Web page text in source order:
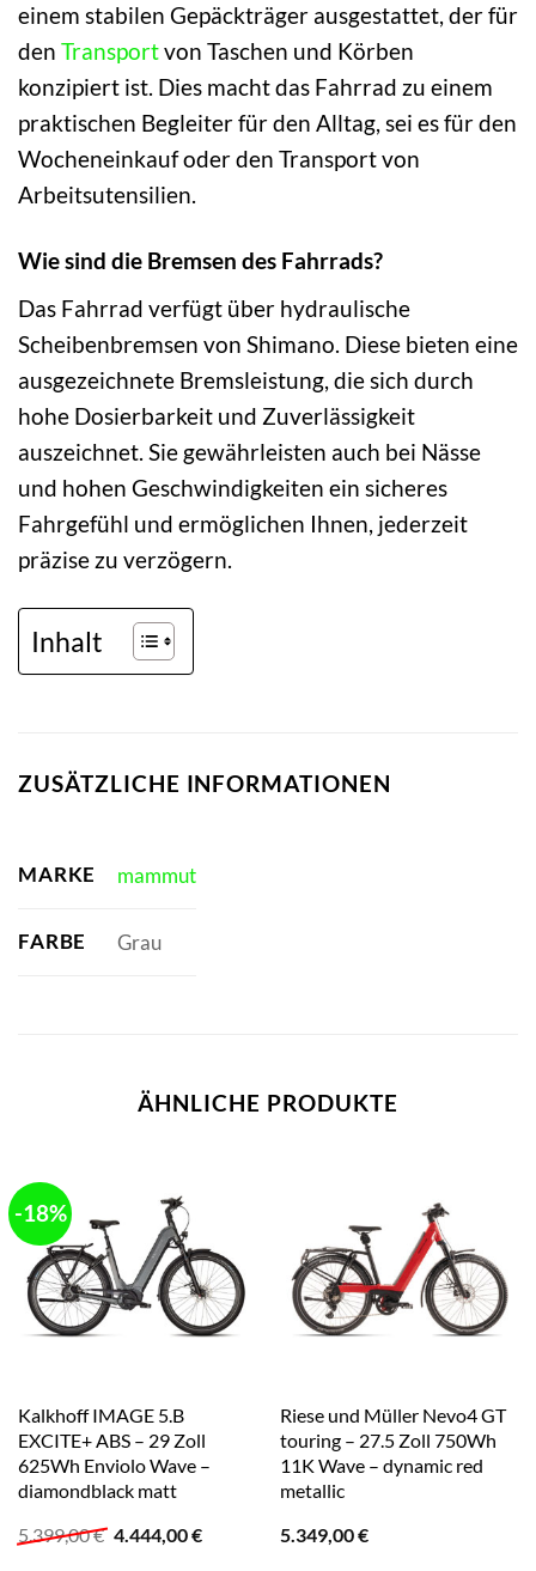
einem stabilen Gepäckträger ausgestattet, der für
den Transportvon Taschen und Körben
konzipiert ist. Dies macht das Fahrrad zu einem
praktischen Begleiter für den Alltag, sei es für den
Wocheneinkauf oder den Transport von
Arbeitsutensilien.
Wie sind die Bremsen des Fahrrads?
Das Fahrrad verfügt über hydraulische
Scheibenbremsen von Shimano. Diese bieten eine
ausgezeichnete Bremsleistung, die sich durch
hohe Dosierbarkeit und Zuverlässigkeit
auszeichnet. Sie gewährleisten auch bei Nässe
und hohen Geschwindigkeiten ein sicheres
Fahrgefühl und ermöglichen Ihnen, jederzeit
präzise zu verzögern.
Inhalt
ZUSÄTZLICHE INFORMATIONEN
MARKE mammut
FARBE Grau
ÄHNLICHE PRODUKTE
-18%
Kalkhoff IMAGE 5.B
EXCITE+ ABS – 29 Zoll
625Wh Enviolo Wave –
diamondblack matt
5.399,00€ Ursprünglicher
4.444,00€Aktueller
Riese und Müller Nevo4 GT
touring – 27.5 Zoll 750Wh
11K Wave – dynamic red
metallic
5.349,00€